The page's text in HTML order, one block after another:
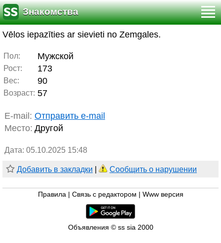
Знакомства
Vēlos iepazīties ar sievieti no Zemgales.
Пол: Мужской
Рост: 173
Вес: 90
Возраст: 57
E-mail: Отправить e-mail
Место: Другой
Дата: 05.10.2025 15:48
Добавить в закладки Сообщить о нарушении
Правила Связь с редактором Www версия
Объявления © ss sia 2000